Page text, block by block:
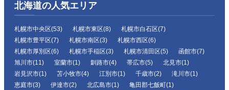
北海道の人気エリア
札幌市中央区(53) 札幌市東区(8)
札幌市白石区(7)
札幌市豊平区(7)
札幌市南区(3)
札幌市西区(6)
札幌市厚別区(6)
札幌市手稲区(3) 札幌市清田区(5)
函館市(7)
旭川市(11)
室蘭市(1) 釧路市(4) 帯広市(5)
北見市(1)
岩見沢市(1)
苫小牧市(4) 江別市(1) 千歳市(2)
滝川市(1)
恵庭市(3)
伊達市(2) 北広島市(1)
亀田郡七飯町(1)